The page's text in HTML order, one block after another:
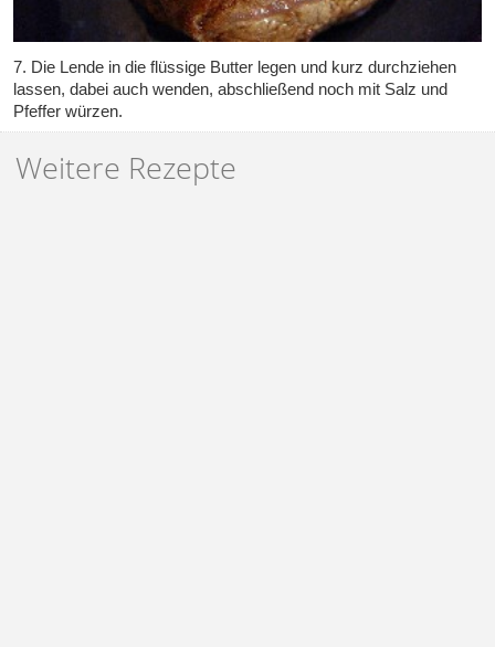
7. Die Lende in die flüssige Butter legen und kurz durchziehen
lassen, dabei auch wenden, abschließend noch mit Salz und
Pfeffer würzen.
Weitere Rezepte